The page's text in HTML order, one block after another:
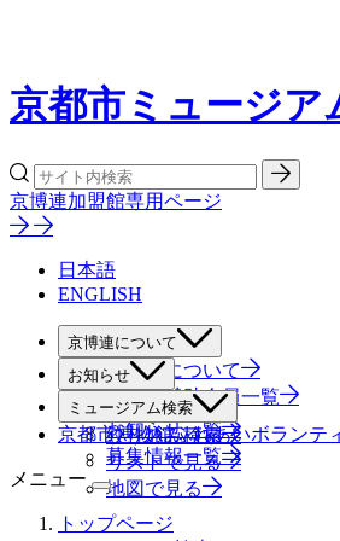
京都市ミュージア
京博連加盟館専用ページ
日本語
ENGLISH
京博連について
京博連について
役員・賛助会員一覧
お知らせ
すべて
お知らせ一覧
募集情報一覧
ミュージアム検索
絞り込み検索
リストで見る
地図で見る
京都市博物館ふれあいボランテ
メニュー
トップページ